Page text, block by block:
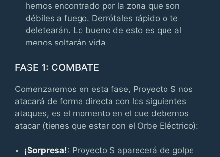
hemos encontrado por la zona que son
débiles a fuego. Derrótales rápido o te
deletearán. Lo bueno de esto es que al
menos soltarán vida.
FASE 1: COMBATE
Comenzaremos en esta fase, Proyecto S nos
atacará de forma directa con los siguientes
ataques, es el momento en el que debemos
atacar (tienes que estar con el Orbe Eléctrico):
¡Sorpresa!: Proyecto S aparecerá de golpe